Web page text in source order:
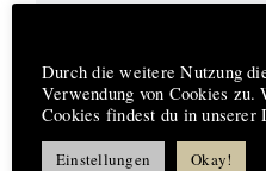
09. Kristalle
10. Polierte Steine-
Durch die weitere Nutzung
Verwendung von Cookies zu.
Cookies findest du in unserer
Einstellungen Okay!